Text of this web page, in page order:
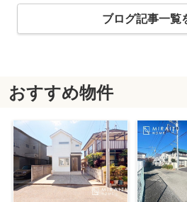
ブログ記事一覧
おすすめ物件